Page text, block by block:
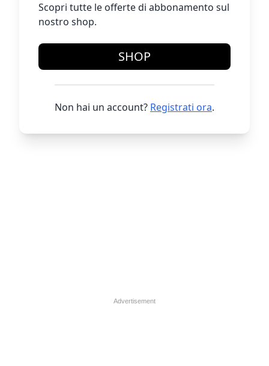
Scopri tutte le offerte di abbonamento sul
nostro shop.
SHOP
Non hai un account? Registrati ora.